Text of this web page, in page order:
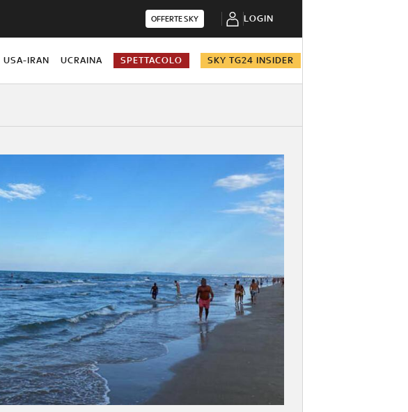
OFFERTE SKY LOGIN
USA-IRAN UCRAINA SPETTACOLO SKY TG24 INSIDER